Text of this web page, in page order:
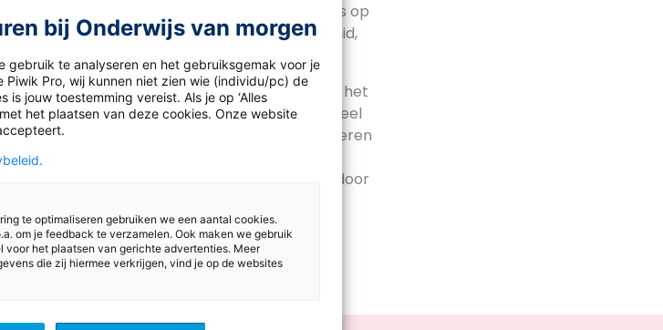
kunnen samen door één deur en ik ben trots op
Dat geldt trouwens ook voor Gejo, Ferdi, Sahid,
is echt jammer dat er zo weinig mannen voor het
mooi vak is, waar zowel mannen als vrouwen veel
een prachtige bijdrage aan het leven van kinderen
sekse. En ook niet met jagers en
deel een theorie. Vooral beschreven door
bij Onderwijs van morgen
gebruik te analyseren en het gebruiksgemak voor je
Pro, wij kunnen niet zien wie (individu/pc) de
jouw toestemming vereist. Als je op ‘Alles
het plaatsen van deze cookies. Onze website
te optimaliseren gebruiken we een aantal cookies.
om je feedback te verzamelen. Ook maken we gebruik
voor het plaatsen van gerichte advertenties. Meer
die zij hiermee verkrijgen, vind je op de websites